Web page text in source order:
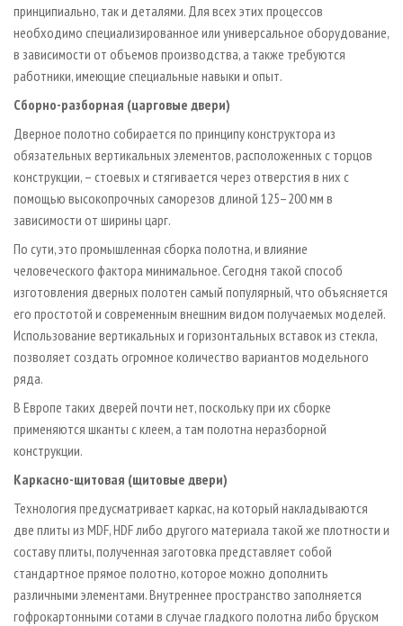
принципиально, так и деталями. Для всех этих процессов
необходимо специализированное или универсальное оборудование,
в зависимости от объемов производства, а также требуются
работники, имеющие специальные навыки и опыт.
Сборно-разборная (царговые двери)
Дверное полотно собирается по принципу конструктора из
обязательных вертикальных элементов, расположенных с торцов
конструкции, – стоевых и стягивается через отверстия в них с
помощью высокопрочных саморезов длиной 125–200 мм в
зависимости от ширины царг.
По сути, это промышленная сборка полотна, и влияние
человеческого фактора минимальное. Сегодня такой способ
изготовления дверных полотен самый популярный, что объясняется
его простотой и современным внешним видом получаемых моделей.
Использование вертикальных и горизонтальных вставок из стекла,
позволяет создать огромное количество вариантов модельного
ряда.
В Европе таких дверей почти нет, поскольку при их сборке
применяются шканты с клеем, а там полотна неразборной
конструкции.
Каркасно-щитовая (щитовые двери)
Технология предусматривает каркас, на который накладываются
две плиты из MDF, HDF либо другого материала такой же плотности и
составу плиты, полученная заготовка представляет собой
стандартное прямое полотно, которое можно дополнить
различными элементами. Внутреннее пространство заполняется
гофрокартонными сотами в случае гладкого полотна либо бруском